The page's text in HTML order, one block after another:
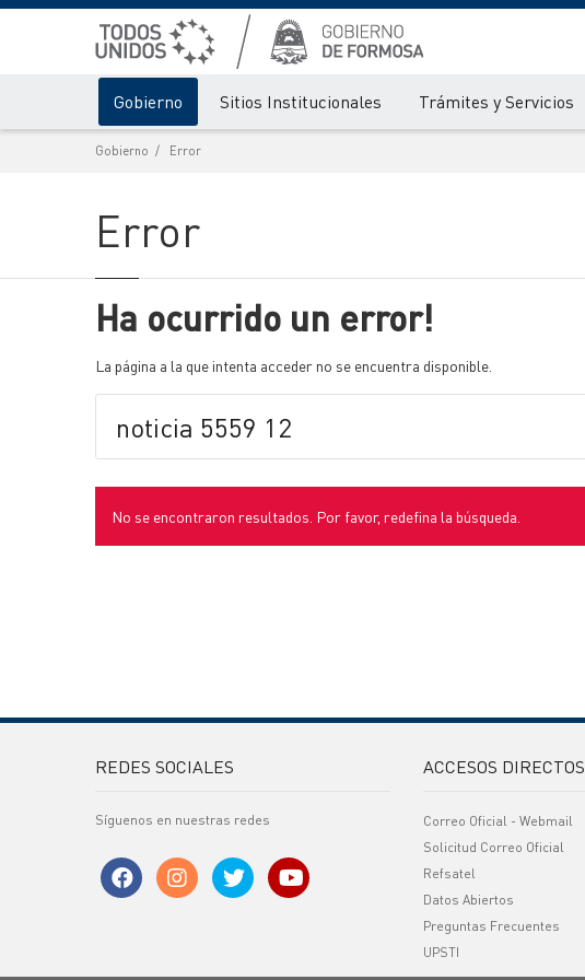
Gobierno Sitios Institucionales Trámites y Servicios
Gobierno Error
Error
Ha ocurrido un error!
La página a la que intenta acceder no se encuentra disponible.
No se encontraron resultados. Por favor, redefina la búsqueda.
REDES SOCIALES
Síguenos en nuestras redes
ACCESOS DIRECTOS
Correo Oficial - Webmail
Solicitud Correo Oficial
Refsatel
Datos Abiertos
Preguntas Frecuentes
UPSTI